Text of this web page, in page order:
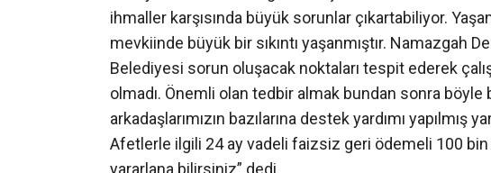
olmadı. Önemli olan tedbir almak bundan sonra böyle
arkadaşlarımızın bazılarına destek yardımı yapılmış
Afetlerle ilgili 24 ay vadeli faizsiz geri ödemeli 100
yararlana bilirsiniz” dedi.
GERİ DÖNÜŞÜMSÜZ KREDİ
Sel felaketinde büyük hasar gören esnaflardan Rüştü